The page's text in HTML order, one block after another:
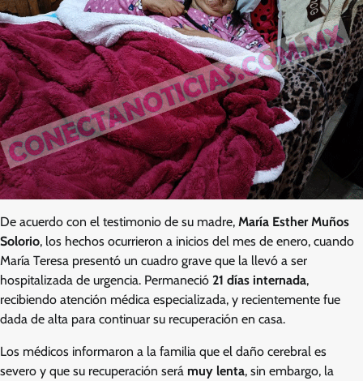
De acuerdo con el testimonio de su madre, María Esther Muños
Solorio, los hechos ocurrieron a inicios del mes de enero, cuando
María Teresa presentó un cuadro grave que la llevó a ser
hospitalizada de urgencia. Permaneció 21 días internada,
recibiendo atención médica especializada, y recientemente fue
dada de alta para continuar su recuperación en casa.
Los médicos informaron a la familia que el daño cerebral es
severo y que su recuperación será muy lenta, sin embargo, la